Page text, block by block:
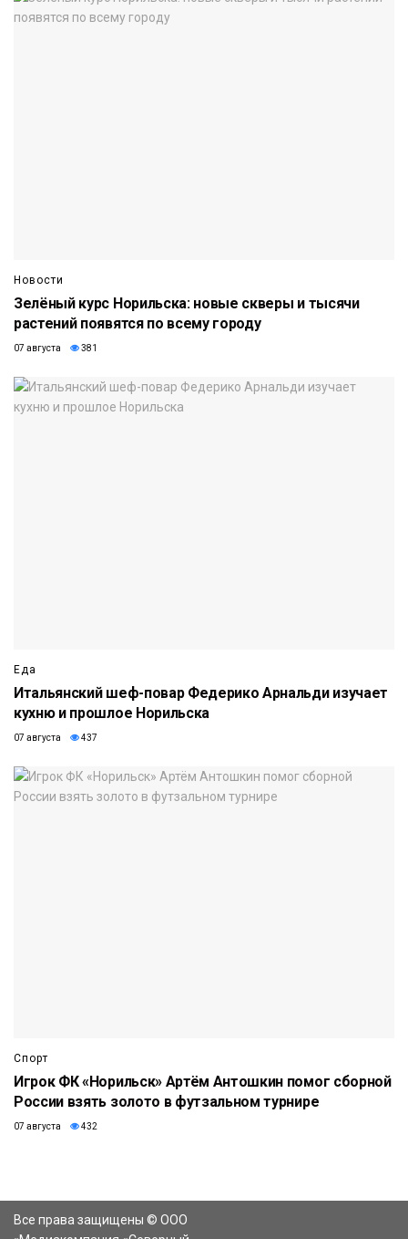
Новости
Зелёный курс Норильска: новые скверы и тысячи
растений появятся по всему городу
07 августа 381
Еда
Итальянский шеф-повар Федерико Арнальди изучает
кухню и прошлое Норильска
07 августа 437
Спорт
Игрок ФК «Норильск» Артём Антошкин помог сборной
России взять золото в футзальном турнире
07 августа 432
Все права защищены © ООО